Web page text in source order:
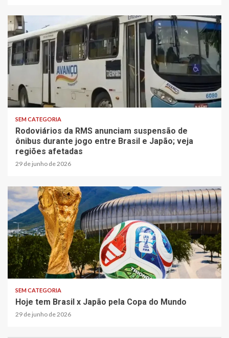
1 min read
SEM CATEGORIA
Rodoviários da RMS anunciam suspensão de
ônibus durante jogo entre Brasil e Japão; veja
regiões afetadas
29 de junho de 2026
1 min read
SEM CATEGORIA
Hoje tem Brasil x Japão pela Copa do Mundo
29 de junho de 2026